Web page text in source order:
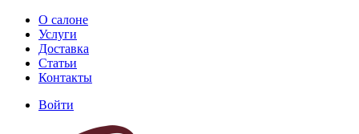
Перейти
основному
содержанию
Основная
навигация
О салоне
Услуги
Доставка
Статьи
Контакты
Войти